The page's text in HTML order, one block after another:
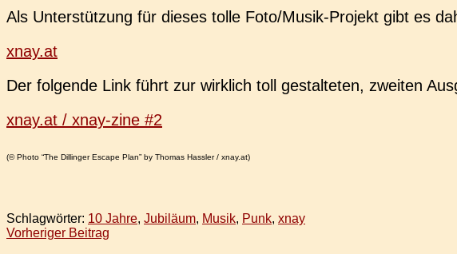
Als Unter­stüt­zung für dieses tolle Foto­/­Mu­sik-Pro­jekt gibt es
xnay.at
Der fol­gen­de Link führt zur wirk­lich toll gestal­te­ten, zwei­ten
xnay.at / xnay-zine #2
(© Photo “The Dil­lin­ger Escape Plan” by Thomas Hass­ler / xnay.at)
Schlagwörter: 10 Jahre, Jubiläum, Musik, Punk, xnay
Beitragsnavigation
Vorheriger Beitrag